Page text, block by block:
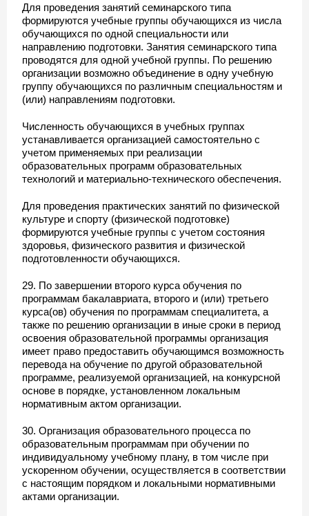
Для проведения занятий семинарского типа
формируются учебные группы обучающихся из числа
обучающихся по одной специальности или
направлению подготовки. Занятия семинарского типа
проводятся для одной учебной группы. По решению
организации возможно объединение в одну учебную
группу обучающихся по различным специальностям и
(или) направлениям подготовки.
Численность обучающихся в учебных группах
устанавливается организацией самостоятельно с
учетом применяемых при реализации
образовательных программ образовательных
технологий и материально-технического обеспечения.
Для проведения практических занятий по физической
культуре и спорту (физической подготовке)
формируются учебные группы с учетом состояния
здоровья, физического развития и физической
подготовленности обучающихся.
29. По завершении второго курса обучения по
программам бакалавриата, второго и (или) третьего
курса(ов) обучения по программам специалитета, а
также по решению организации в иные сроки в период
освоения образовательной программы организация
имеет право предоставить обучающимся возможность
перевода на обучение по другой образовательной
программе, реализуемой организацией, на конкурсной
основе в порядке, установленном локальным
нормативным актом организации.
30. Организация образовательного процесса по
образовательным программам при обучении по
индивидуальному учебному плану, в том числе при
ускоренном обучении, осуществляется в соответствии
с настоящим порядком и локальными нормативными
актами организации.